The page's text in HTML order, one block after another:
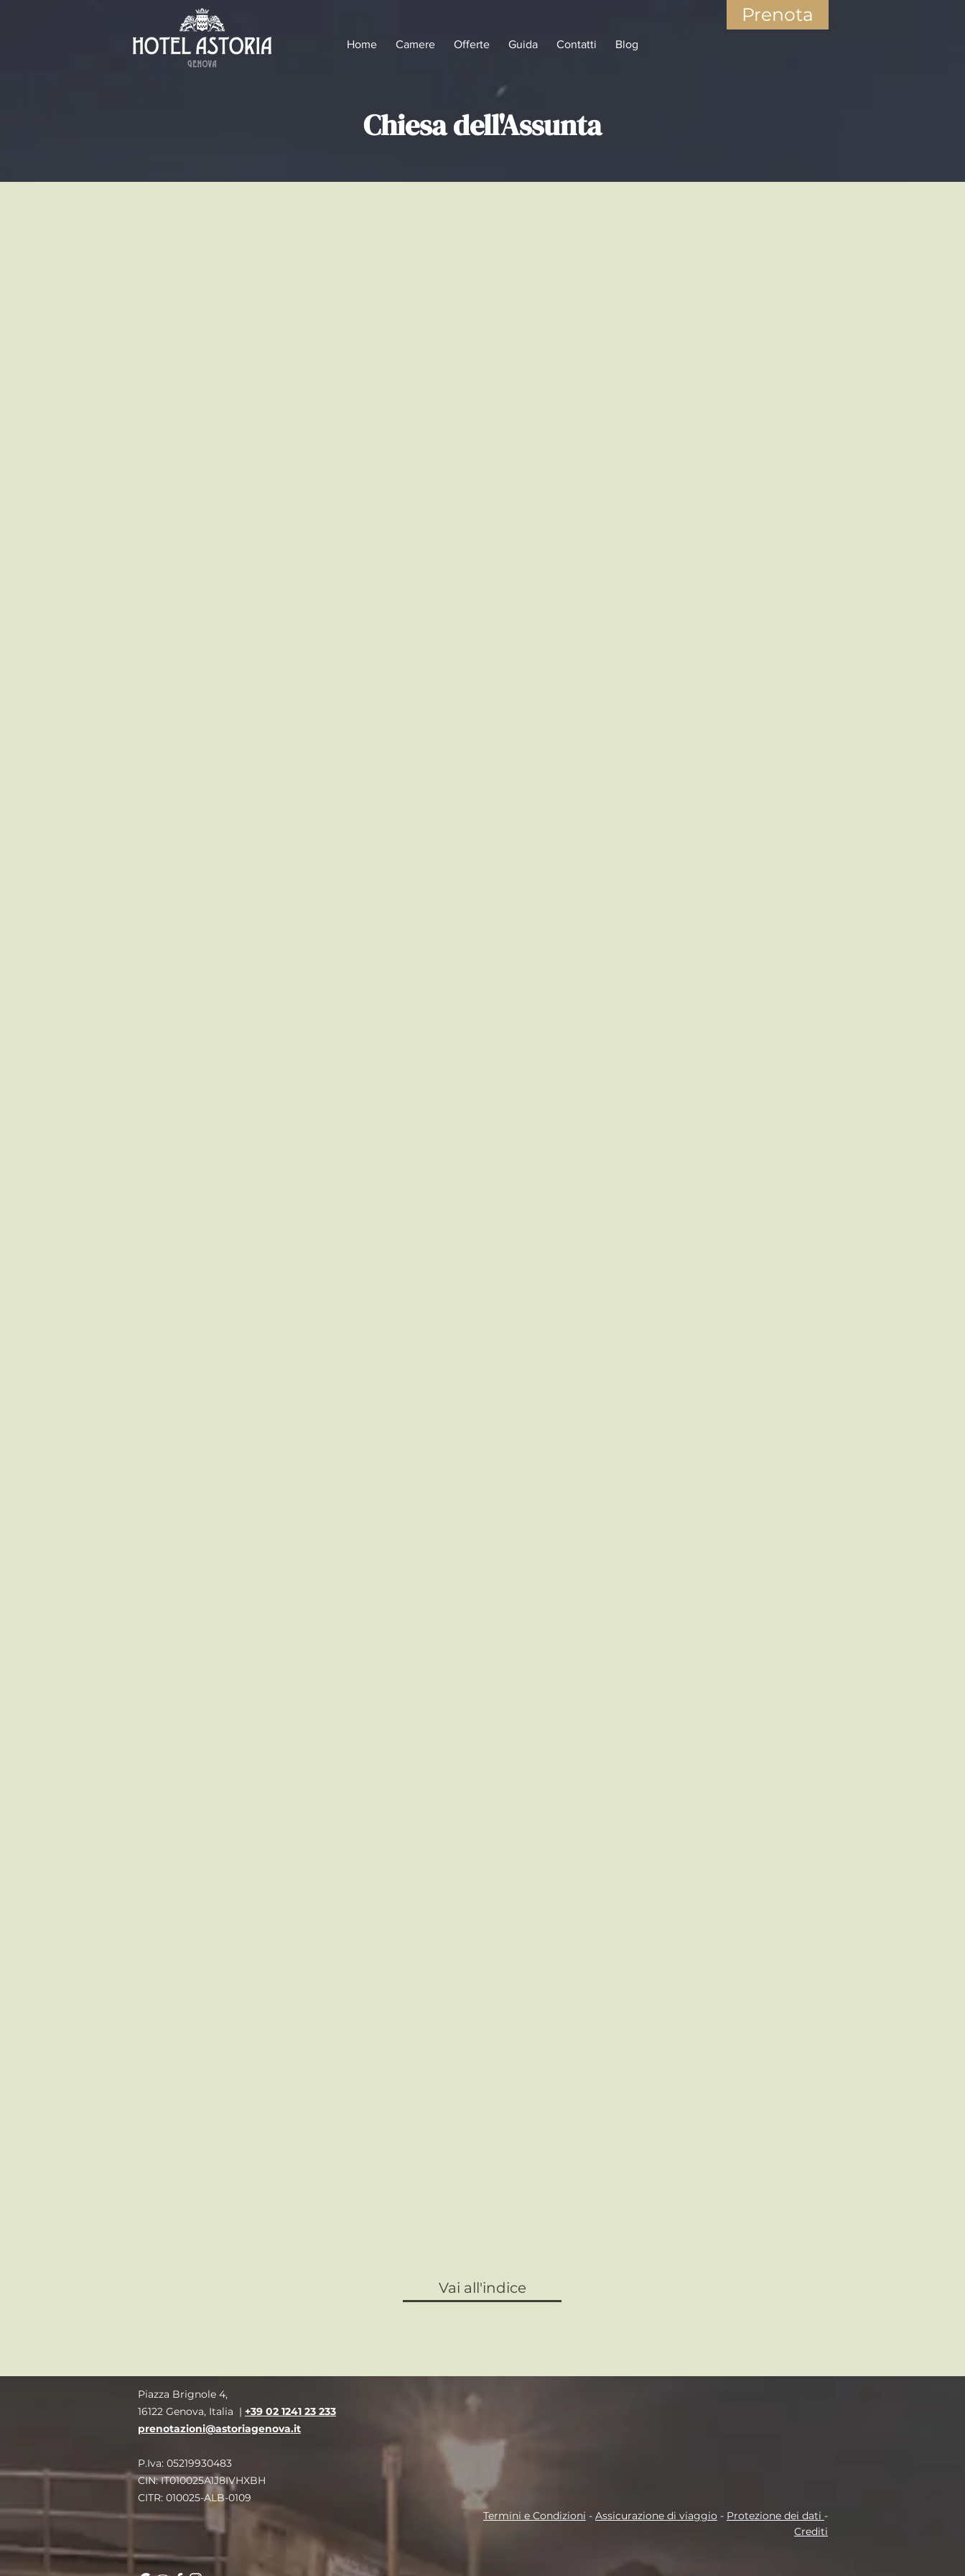
Home Camere Offerte Guida Contatti Blog
Prenota
Chiesa dell'Assunta
Vai all'indice
Piazza Brignole 4,
16122 Genova, Italia | +39 02 1241 23 233
prenotazioni@astoriagenova.it
P.Iva: 05219930483
CIN: IT010025A1J8IVHXBH
CITR: 010025-ALB-0109
Termini e Condizioni - Assicurazione di viaggio - Protezione dei dati -
Crediti